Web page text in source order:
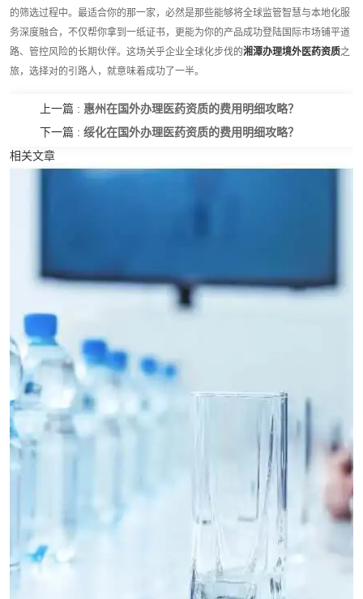
的筛选过程中。最适合你的那一家，必然是那些能够将全球监管智慧与本地化服
务深度融合，不仅帮你拿到一纸证书，更能为你的产品成功登陆国际市场铺平道
路、管控风险的长期伙伴。这场关乎企业全球化步伐的湘潭办理境外医药资质之
旅，选择对的引路人，就意味着成功了一半。
上一篇 : 惠州在国外办理医药资质的费用明细攻略？
下一篇 : 绥化在国外办理医药资质的费用明细攻略？
相关文章